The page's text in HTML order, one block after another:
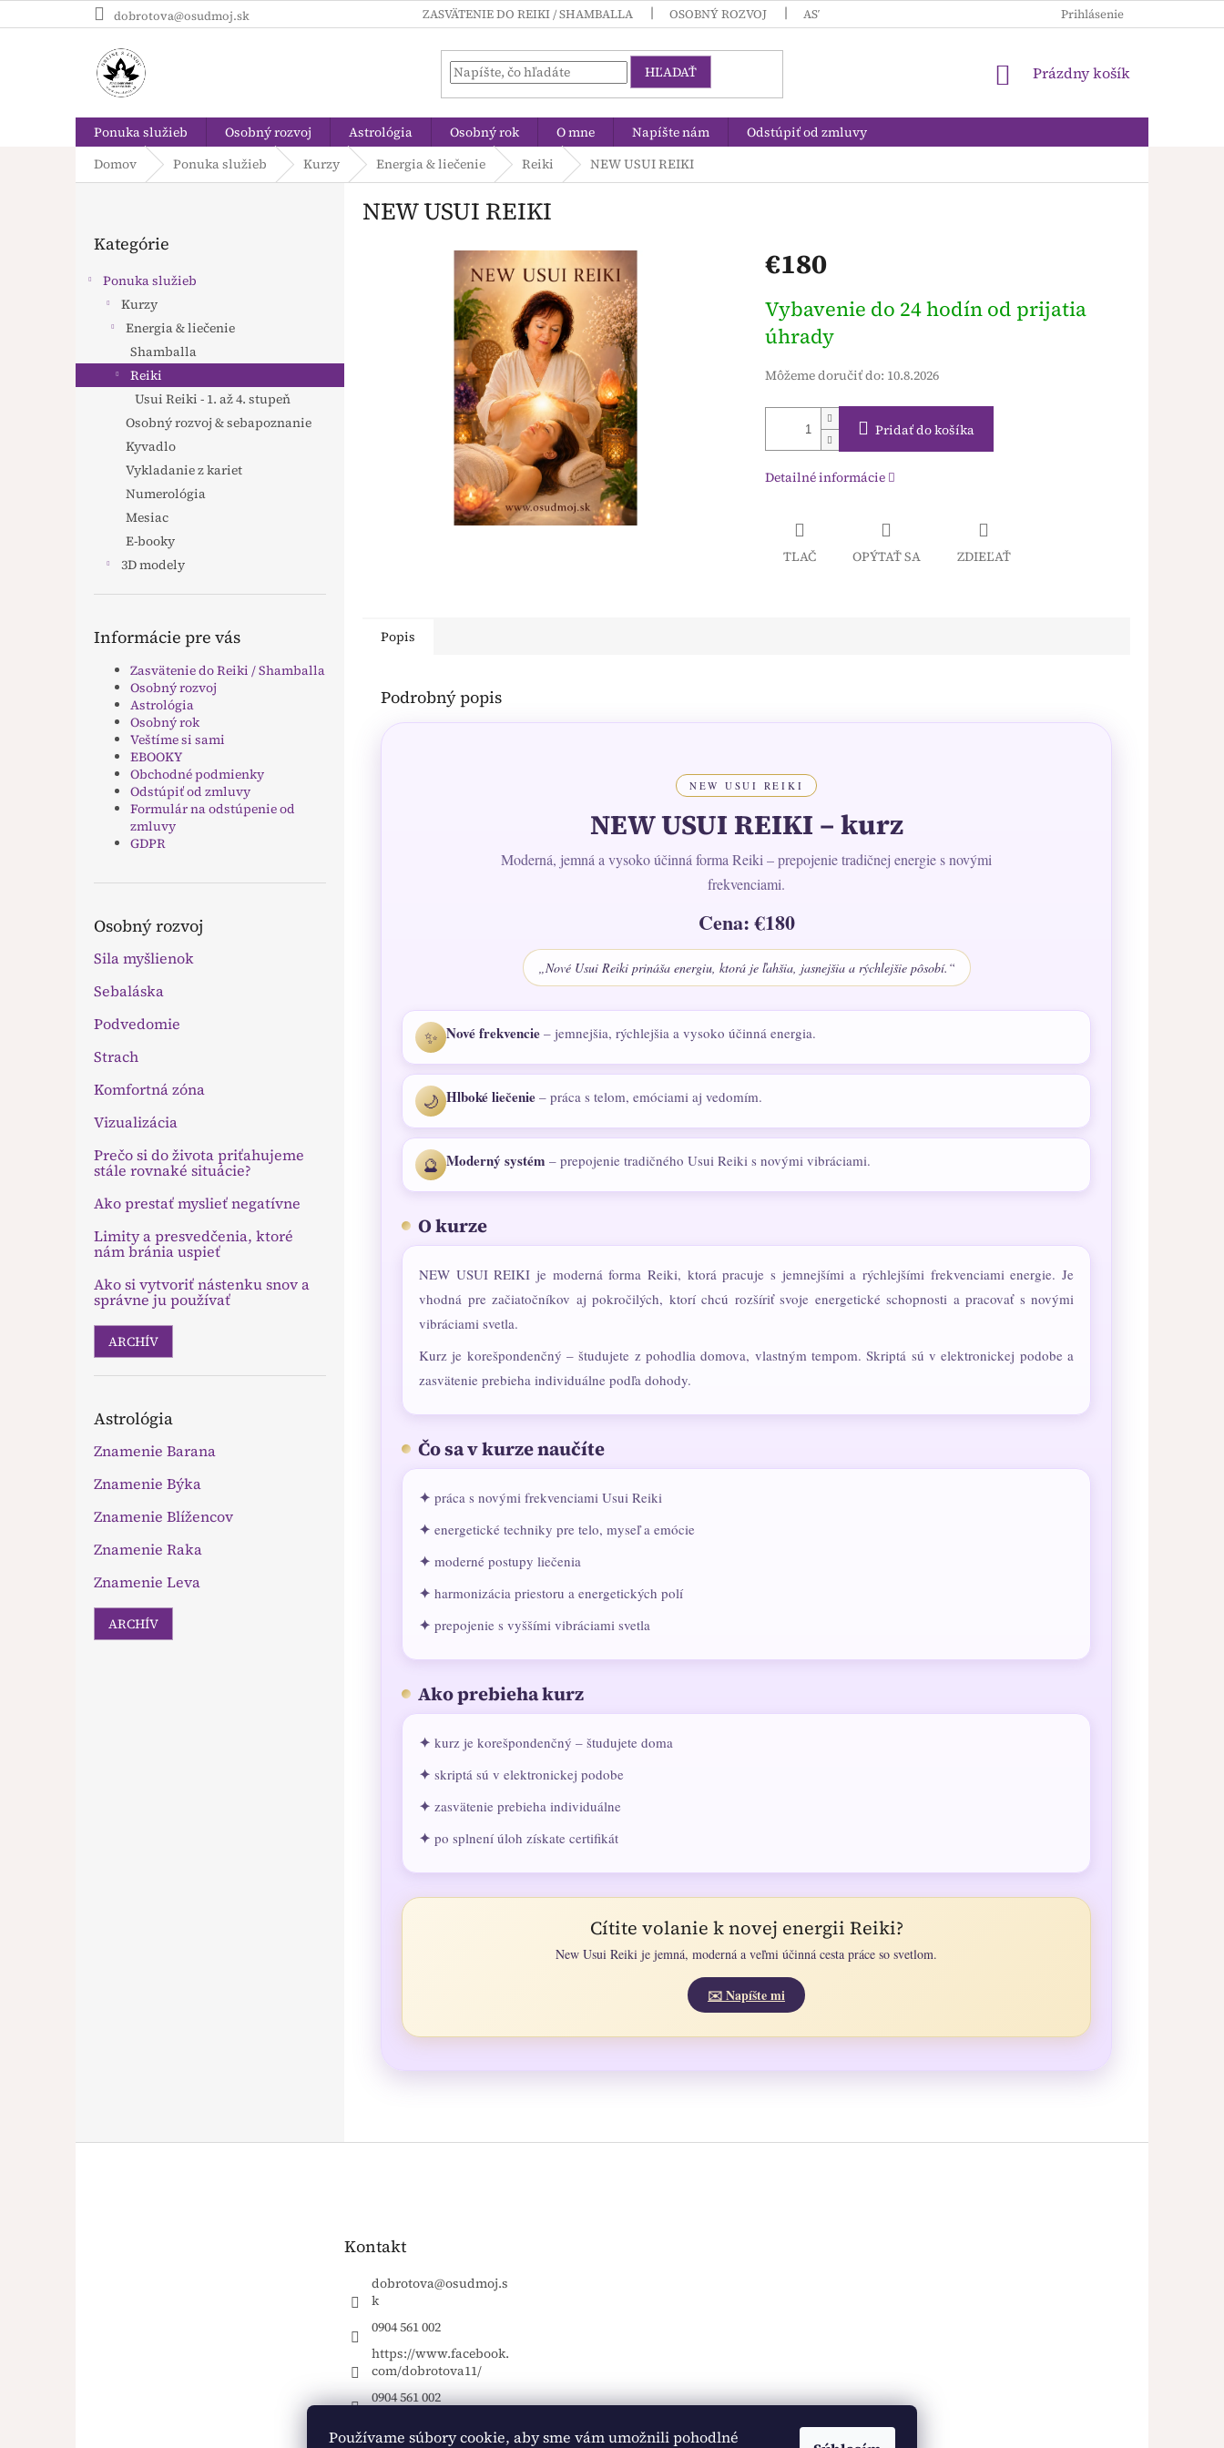
Používame súbory cookie, aby sme vám umožnili pohodlné
na
dobrotova@osudmoj.sk ZASVÄTENIE DO REIKI / SHAMBALLA OSOBNÝ ROZVOJ ASTROLÓGIA VEŠTÍME SI SAMI
Prihlásenie
HĽADAŤ
NÁKUPNÝ
Prázdny košík
Ponuka služieb Osobný rozvoj Astrológia Osobný rok O mne Napíšte nám
Odstúpiť od zmluvy
Domov
Ponuka služieb Kurzy Energia & liečenie Reiki NEW USUI REIKI
kategórie
Kategórie
Ponuka služieb
Kurzy
Energia & liečenie
Shamballa
Reiki
Usui Reiki - 1. až 4. stupeň
Osobný rozvoj & sebapoznanie
Kyvadlo
Vykladanie z kariet
Numerológia
Mesiac
E-booky
3D modely
Informácie pre vás
Zasvätenie do Reiki / Shamballa
Osobný rozvoj
Astrológia
Osobný rok
Veštíme si sami
EBOOKY
Obchodné podmienky
Odstúpiť od zmluvy
Formulár na odstúpenie od
zmluvy
GDPR
Osobný rozvoj
Sila myšlienok
Sebaláska
Podvedomie
Strach
Komfortná zóna
Vizualizácia
Prečo si do života priťahujeme
stále rovnaké situácie?
Ako prestať myslieť negatívne
Limity a presvedčenia, ktoré
nám bránia uspieť
Ako si vytvoriť nástenku snov a
správne ju používať
ARCHÍV
Astrológia
Znamenie Barana
Znamenie Býka
Znamenie Blížencov
Znamenie Raka
Znamenie Leva
ARCHÍV
NEW USUI REIKI
€180
cena:
Vybavenie do 24 hodín od prijatia
úhrady
Môžeme doručiť do: 10.8.2026
Pridať do košíka
Detailné informácie
TLAČ OPÝTAŤ SA ZDIEĽAŤ
Popis
Podrobný popis
NEW USUI REIKI
NEW USUI REIKI – kurz
Moderná, jemná a vysoko účinná forma Reiki – prepojenie tradičnej energie s novými
frekvenciami.
Cena: €180
„Nové Usui Reiki prináša energiu, ktorá je ľahšia, jasnejšia a rýchlejšie pôsobí.“
✨ Nové frekvencie – jemnejšia, rýchlejšia a vysoko účinná energia.
🌙 Hlboké liečenie – práca s telom, emóciami aj vedomím.
🔮 Moderný systém – prepojenie tradičného Usui Reiki s novými vibráciami.
O kurze
NEW USUI REIKI je moderná forma Reiki, ktorá pracuje s jemnejšími a rýchlejšími frekvenciami energie. Je
vhodná pre začiatočníkov aj pokročilých, ktorí chcú rozšíriť svoje energetické schopnosti a pracovať s novými
vibráciami svetla.
Kurz je korešpondenčný – študujete z pohodlia domova, vlastným tempom. Skriptá sú v elektronickej podobe a
zasvätenie prebieha individuálne podľa dohody.
Čo sa v kurze naučíte
✦ práca s novými frekvenciami Usui Reiki
✦ energetické techniky pre telo, myseľ a emócie
✦ moderné postupy liečenia
✦ harmonizácia priestoru a energetických polí
✦ prepojenie s vyššími vibráciami svetla
Ako prebieha kurz
✦ kurz je korešpondenčný – študujete doma
✦ skriptá sú v elektronickej podobe
✦ zasvätenie prebieha individuálne
✦ po splnení úloh získate certifikát
Cítite volanie k novej energii Reiki?
New Usui Reiki je jemná, moderná a veľmi účinná cesta práce so svetlom.
✉️ Napíšte mi
Kontakt
dobrotova@osudmoj.s
k
0904 561 002
https://www.facebook.
com/dobrotova11/
0904 561 002